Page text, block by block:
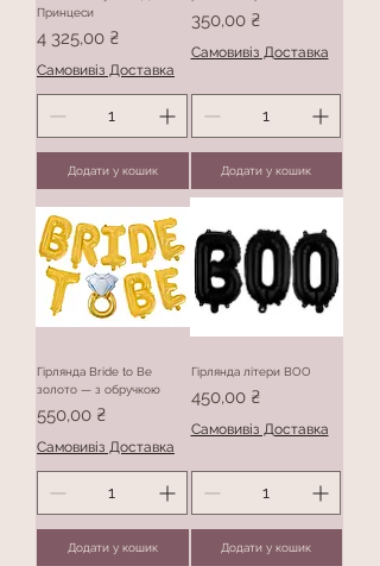
Принцеси
Ціна
4 325,00 ₴
Самовивіз Доставка
Додати у кошик
Ціна
350,00 ₴
Самовивіз Доставка
Додати у кошик
Гірлянда Bride to Be
золото — з обручкою
Ціна
550,00 ₴
Самовивіз Доставка
Додати у кошик
Гірлянда літери BOO
Ціна
450,00 ₴
Самовивіз Доставка
Додати у кошик